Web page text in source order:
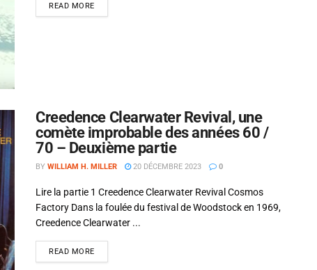
READ MORE
Creedence Clearwater Revival, une
comète improbable des années 60 /
70 – Deuxième partie
BY WILLIAM H. MILLER 20 DÉCEMBRE 2023 0
Lire la partie 1 Creedence Clearwater Revival Cosmos
Factory Dans la foulée du festival de Woodstock en 1969,
Creedence Clearwater ...
READ MORE